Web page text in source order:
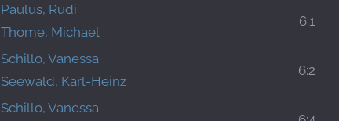
Paulus, Rudi
Thome, Michael
6:1
Schillo, Vanessa
Seewald, Karl-Heinz
6:2
Schillo, Vanessa